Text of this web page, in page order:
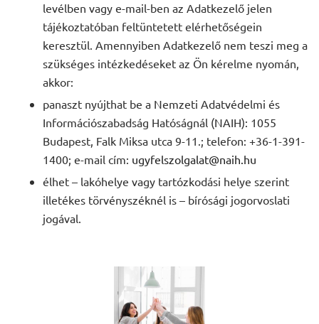
levélben vagy e-mail-ben az Adatkezelő jelen
tájékoztatóban feltüntetett elérhetőségein
keresztül. Amennyiben Adatkezelő nem teszi meg a
szükséges intézkedéseket az Ön kérelme nyomán,
akkor:
panaszt nyújthat be a Nemzeti Adatvédelmi és
Információszabadság Hatóságnál (NAIH): 1055
Budapest, Falk Miksa utca 9-11.; telefon: +36-1-391-
1400; e-mail cím: ugyfelszolgalat@naih.hu
élhet – lakóhelye vagy tartózkodási helye szerint
illetékes törvényszéknél is – bírósági jogorvoslati
jogával.